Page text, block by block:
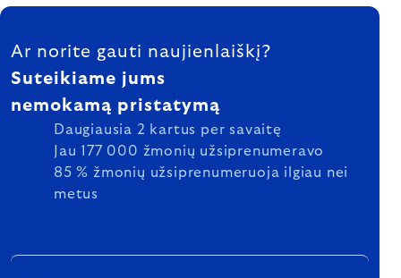
FOOTER
Ar norite gauti naujienlaiškį?
Suteikiame jums
nemokamą pristatymą
Daugiausia 2 kartus per savaitę
Jau 177 000 žmonių užsiprenumeravo
85 % žmonių užsiprenumeruoja ilgiau nei
metus